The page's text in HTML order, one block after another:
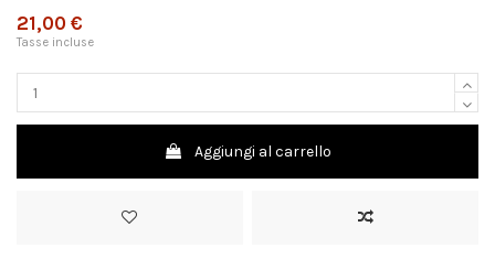
21,00 €
Tasse incluse
Aggiungi al carrello